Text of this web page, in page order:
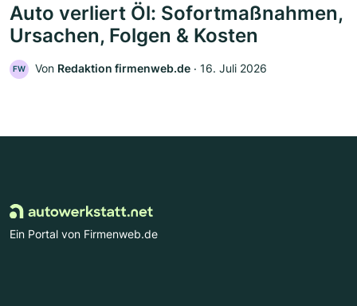
Auto verliert Öl: Sofortmaßnahmen,
Ursachen, Folgen & Kosten
FW Von Redaktion firmenweb.de ‧ 16. Juli 2026
Ein Portal von Firmenweb.de